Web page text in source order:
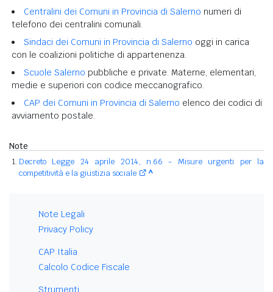
Centralini dei Comuni in Provincia di Salerno numeri di
telefono dei centralini comunali.
Sindaci dei Comuni in Provincia di Salerno oggi in carica
con le coalizioni politiche di appartenenza.
Scuole Salerno pubbliche e private. Materne, elementari,
medie e superiori con codice meccanografico.
CAP dei Comuni in Provincia di Salerno elenco dei codici di
avviamento postale.
Note
Decreto Legge 24 aprile 2014, n.66 - Misure urgenti per la
competitività e la giustizia sociale
^
Note Legali
Privacy Policy
CAP Italia
Calcolo Codice Fiscale
Strumenti